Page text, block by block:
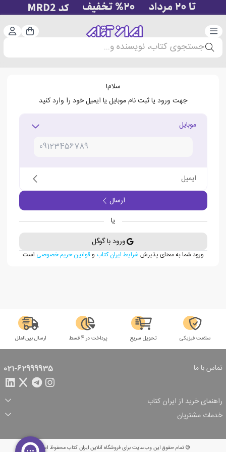
دسته‌بندی سبد
جستجوی کتاب، نویسنده و...
سلام!
جهت ورود یا ثبت نام موبایل یا ایمیل خود را وارد کنید
موبایل
ایمیل
ارسال
یا
ورود با گوگل
ورود شما به معنای پذیرش شرایط ایران کتاب وقوانین حریم خصوصی است
سلامت فیزیکی تحویل سریع پرداخت در 4 قسط ارسال بین‌الملل
تماس با ما 021-62999935
راهنمای خرید از ایران کتاب
ثبت سفارش
شرایط ارسال سفارش
شیوه پرداخت
تخفیف‌های خرید
خدمات مشتریان
© تمام حقوق این وب‌سایت برای فروشگاه آنلاین ایران کتاب محفوظ است.